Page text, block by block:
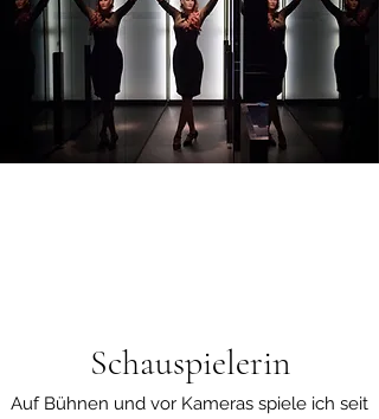
Schauspielerin
Auf Bühnen und vor Kameras spiele ich seit